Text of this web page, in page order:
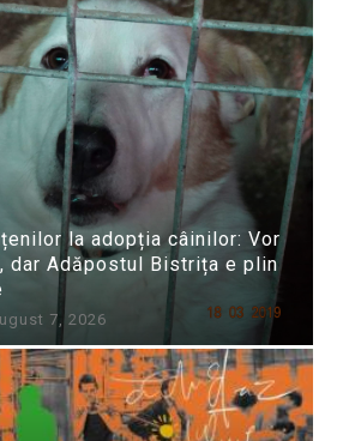
la adopția câinilor: Vor
dar Adăpostul Bistrița e plin
7, 2026